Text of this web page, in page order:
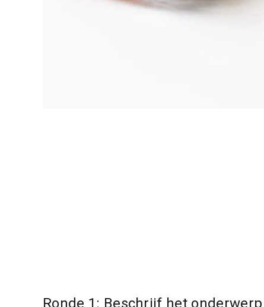
Ronde 1: Beschrijf het onderwerp